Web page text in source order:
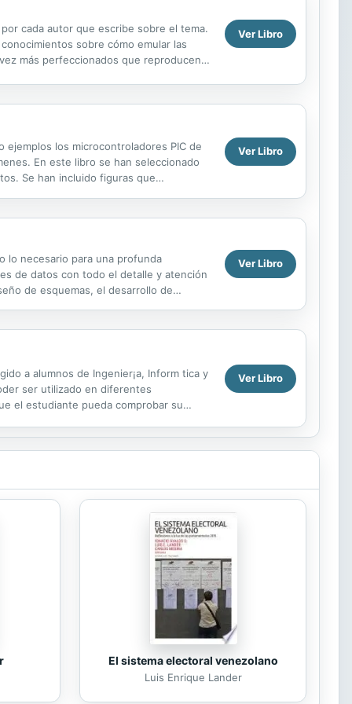
cada autor que escribe sobre el tema.
sobre cómo emular las
más perfeccionados que reproducen
Ver Libro
los microcontroladores PIC de
En este libro se han seleccionado
Se han incluido figuras que
Ver Libro
lo necesario para una profunda
de datos con todo el detalle y atención
de esquemas, el desarrollo de
Ver Libro
a alumnos de Ingenier¡a, Inform tica y
ser utilizado en diferentes
el estudiante pueda comprobar su
Ver Libro
El sistema electoral venezolano
Luis Enrique Lander